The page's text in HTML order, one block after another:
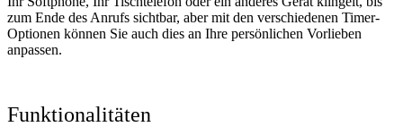
zum Ende des Anrufs sichtbar, aber mit den verschiedenen Timer-
Optionen können Sie auch dies an Ihre persönlichen Vorlieben
anpassen.
Funktionalitäten